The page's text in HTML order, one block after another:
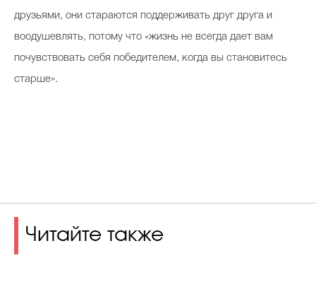
друзьями, они стараются поддерживать друг друга и
воодушевлять, потому что «жизнь не всегда дает вам
почувствовать себя победителем, когда вы становитесь
старше».
Читайте также